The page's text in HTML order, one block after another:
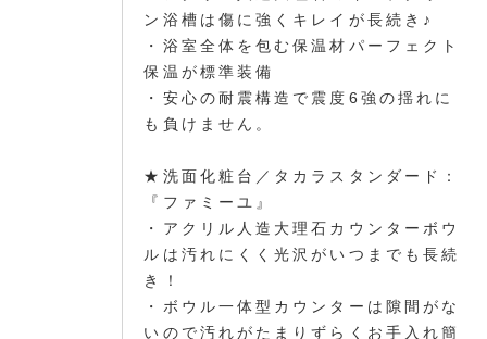
ン浴槽は傷に強くキレイが長続き♪
・浴室全体を包む保温材パーフェクト
保温が標準装備
・安心の耐震構造で震度6強の揺れに
も負けません。
★洗面化粧台／タカラスタンダード：
『ファミーユ』
・アクリル人造大理石カウンターボウ
ルは汚れにくく光沢がいつまでも長続
き！
・ボウル一体型カウンターは隙間がな
いので汚れがたまりずらくお手入れ簡